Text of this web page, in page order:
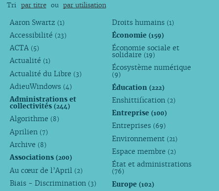
Tri par titre ou par utilisation
Aaron Swartz (1)
Accessibilité (23)
ACTA (5)
Actualité (1)
Actualité du Libre (3)
AdieuWindows (4)
Administrations et
collectivités (244)
Algorithme (8)
Aprilien (7)
Archive (8)
Associations (200)
Au cœur de l’April (2)
Biais - Discrimination (3)
Droits humains (1)
Économie(159)
Économie sociale et
solidaire (19)
Écosystème numérique
(9)
Éducation(222)
Enshittification (2)
Entreprise(100)
Entreprises (69)
Environnement (21)
Espace membre (2)
État et administrations
(76)
Europe(102)